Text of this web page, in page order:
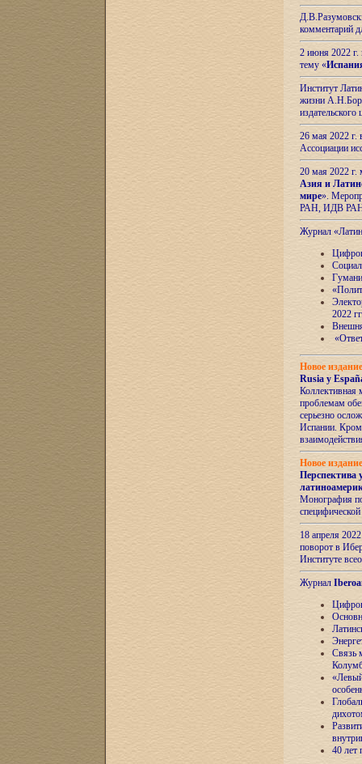
комментарий
2 июня 2022 г.
тему «
Институт
жизни
26 мая 2022
Ассоциации
20 мая 2022
Азия и
мире».
РАН, ИДВ
Журнал
2022
Новое
Rusia y
Коллективная
проблемам
серьезно
Испании.
Новое
Перспектива
Монография
18 апреля
поворот в
Институте
Журнал
Связь
40 лет